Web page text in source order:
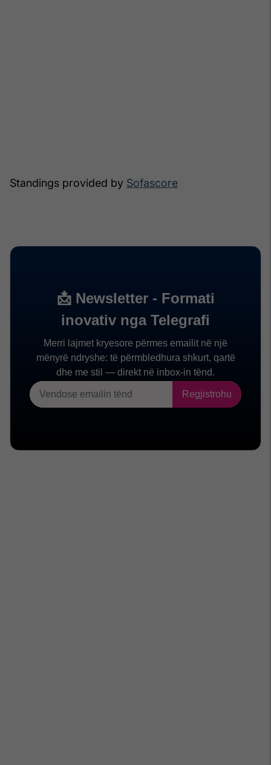
Standings provided by Sofascore